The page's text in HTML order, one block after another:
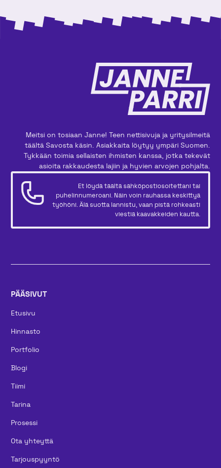
Meitsi on tosiaan Janne! Teen nettisivuja ja yritysilmeitä
täältä Savosta käsin. Asiakkaita löytyy ympäri Suomen.
Tykkään toimia sellaisten ihmisten kanssa, jotka tekevät
asioita rakkaudesta lajiin ja hyvien arvojen pohjalta.
Et löydä täältä sähköpostiosoitettani tai
puhelinnumeroani. Näin voin rauhassa keskittyä
työhöni. Älä suotta lannistu, vaan pistä rohkeasti
viestiä kaavakkeiden kautta.
PÄÄSIVUT
Etusivu
Hinnasto
Portfolio
Blogi
Tiimi
Tarina
Prosessi
Ota yhteyttä
Tarjouspyyntö